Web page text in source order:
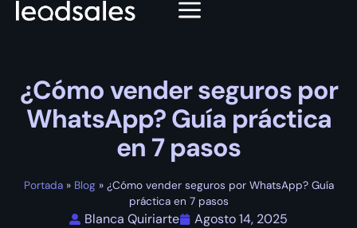
¿Cómo vender seguros por
WhatsApp? Guía práctica
en 7 pasos
Portada» Blog» ¿Cómo vender seguros por WhatsApp? Guía
práctica en 7 pasos
Blanca Quiriarte Agosto 14, 2025